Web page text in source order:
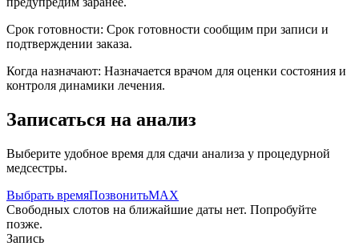
Срок готовности: Срок готовности сообщим при записи и
подтверждении заказа.
Когда назначают: Назначается врачом для оценки состояния и
контроля динамики лечения.
Записаться на анализ
Выберите удобное время для сдачи анализа у процедурной
медсестры.
Выбрать времяПозвонитьMAX
Свободных слотов на ближайшие даты нет. Попробуйте
позже.
Запись